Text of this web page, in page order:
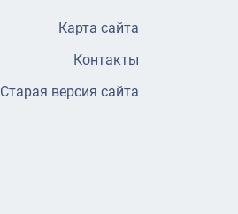
Карта сайта
Контакты
Старая версия сайта